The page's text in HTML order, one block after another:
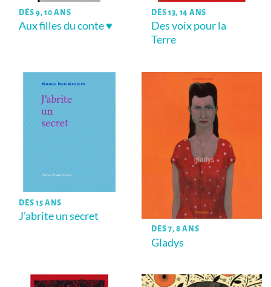
DÈS 9, 10 ANS
Aux filles du conte ♥
DÈS 13, 14 ANS
Des voix pour la
Terre
DÈS 15 ANS
J’abrite un secret
DÈS 7, 8 ANS
Gladys